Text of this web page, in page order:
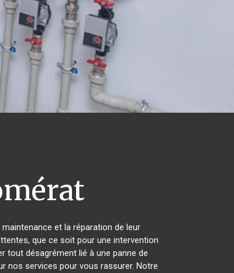
et la réparation de leur
que ce soit pour une intervention
tout désagrément lié à une panne de
nos services pour vous rassurer. Notre